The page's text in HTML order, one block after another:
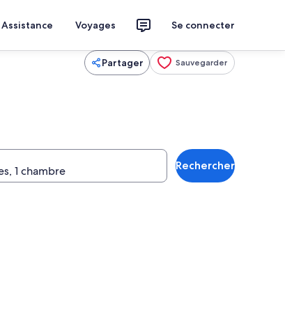
Assistance Voyages Se connecter
Partager Sauvegarder
Rechercher